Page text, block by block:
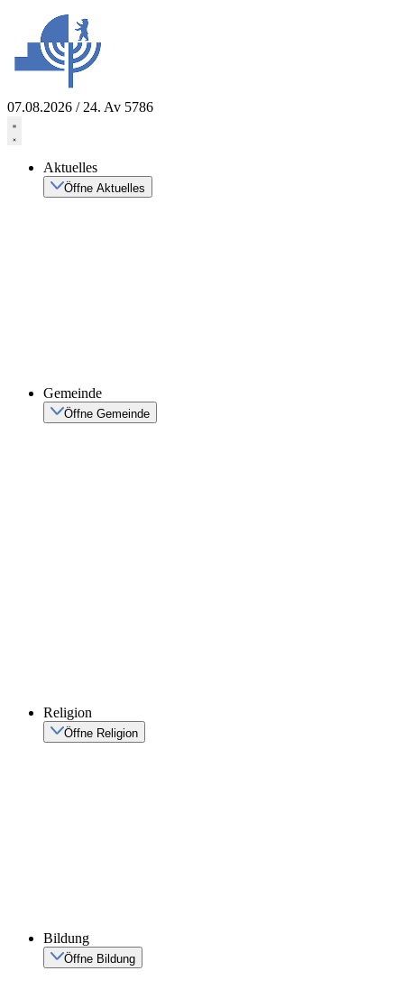
springen
07.08.2026 / 24. Av 5786
Aktuelles
Öffne Aktuelles
Gemeinde
Öffne Gemeinde
Religion
Öffne Religion
Bildung
Öffne Bildung